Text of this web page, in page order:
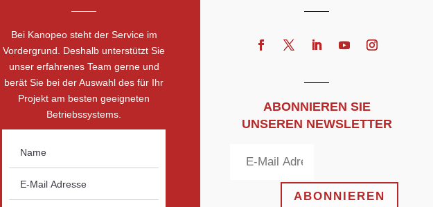
Bei Kanopeo steht der Service im
Vordergrund. Deshalb unterstützt Sie
unser erfahrenes Team gerne und
berät Sie bei der Auswahl des für Ihr
Projekt am besten geeigneten
Betriebssystems.
ABONNIEREN SIE
UNSEREN NEWSLETTER
ABONNIEREN